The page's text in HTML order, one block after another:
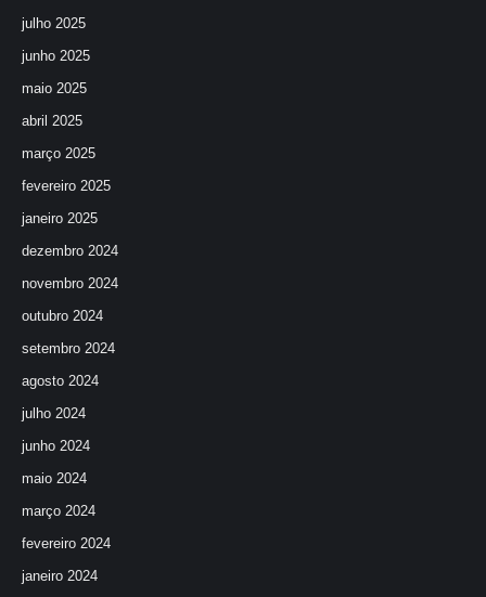
julho 2025
junho 2025
maio 2025
abril 2025
março 2025
fevereiro 2025
janeiro 2025
dezembro 2024
novembro 2024
outubro 2024
setembro 2024
agosto 2024
julho 2024
junho 2024
maio 2024
março 2024
fevereiro 2024
janeiro 2024